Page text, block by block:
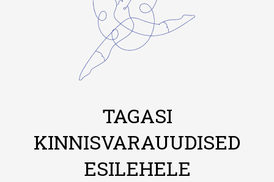
TAGASI
KINNISVARAUUDISED
ESILEHELE